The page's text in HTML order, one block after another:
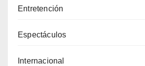
Entretención
Espectáculos
Internacional